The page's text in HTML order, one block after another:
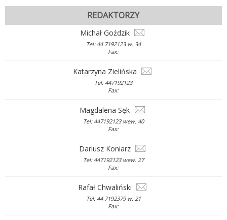
REDAKTORZY
Michał Goździk
Tel: 44 7192123 w. 34
Fax:
Katarzyna Zielińska
Tel: 447192123
Fax:
Magdalena Sęk
Tel: 447192123 wew. 40
Fax:
Dariusz Koniarz
Tel: 447192123 wew. 27
Fax:
Rafał Chwaliński
Tel: 44 7192379 w. 21
Fax: